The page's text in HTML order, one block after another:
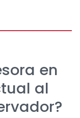
en
al